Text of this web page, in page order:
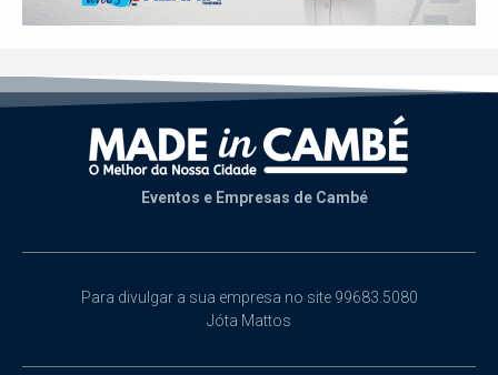
Eventos e Empresas de Cambé
Para divulgar a sua empresa no site 99683.5080
Jóta Mattos